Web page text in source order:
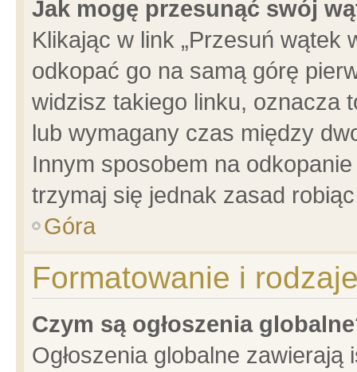
Jak mogę przesunąć swój
Klikając w link „Przesuń wątek
odkopać go na samą górę
widzisz takiego linku, oznacza
lub wymagany czas między
Innym sposobem na
trzymaj się jednak zasad
Góra
Formatowanie i
Czym są ogłoszenia
Ogłoszenia globalne